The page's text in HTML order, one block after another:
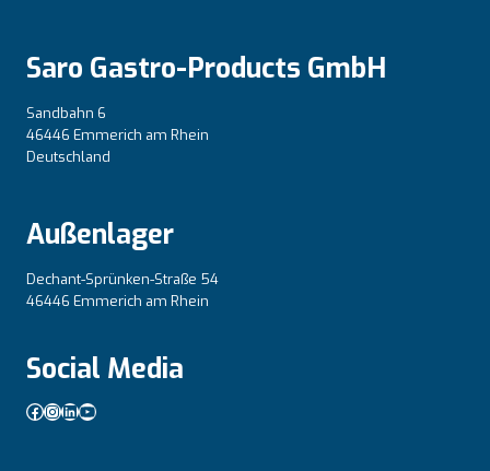
Saro Gastro-Products GmbH
Sandbahn 6
46446 Emmerich am Rhein
Deutschland
Außenlager
Dechant-Sprünken-Straße 54
46446 Emmerich am Rhein
Social Media
Facebook
Instagram
LinkedIn
YouTube